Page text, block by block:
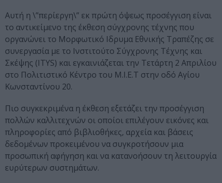
Αυτή η \”περίεργη\” εκ πρώτη όψεως προσέγγιση είναι
το αντικείμενο της έκθεση σύγχρονης τέχνης που
οργανώνει το Μορφωτικό Ιδρυμα Εθνικής Τραπέζης σε
συνεργασία με το Ινστιτούτο Σύγχρονης Τέχνης και
Σκέψης (ITYS) και εγκαινιάζεται την Τετάρτη 2 Απριλίου
στο Πολιτιστικό Κέντρο του Μ.Ι.Ε.Τ στην οδό Αγίου
Κωνσταντίνου 20.
Πιο συγκεκριμένα η έκθεση εξετάζει την προσέγγιση
πολλών καλλιτεχνών οι οποίοι επιλέγουν εικόνες και
πληροφορίες από βιβλιοθήκες, αρχεία και βάσεις
δεδομένων προκειμένου να συγκροτήσουν μια
προσωπική αφήγηση και να κατανοήσουν τη λειτουργία
ευρύτερων συστημάτων.